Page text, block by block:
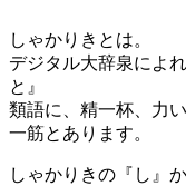
しゃかりきとは。
デジタル大辞泉によ
と』
類語に、精一杯、力
一筋とあります。
しゃかりきの『し』